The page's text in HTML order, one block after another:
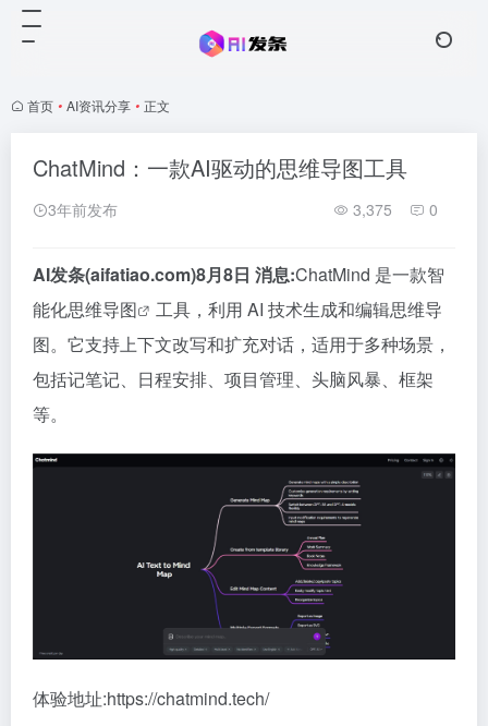
首页 • AI资讯分享 • 正文
ChatMind：一款AI驱动的思维导图工具
3年前发布 3,375 0
AI发条(aifatiao.com)8月8日 消息:ChatMind 是一款智
能化思维导图
工具，利用 AI 技术生成和编辑思维导
图。它支持上下文改写和扩充对话，适用于多种场景，
包括记笔记、日程安排、项目管理、头脑风暴、框架
等。
体验地址:https://chatmind.tech/